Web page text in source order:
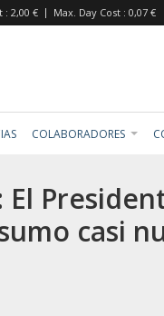
: 2,00 € Max. Day Cost : 0,07 €
COLABORADORES
El
casi